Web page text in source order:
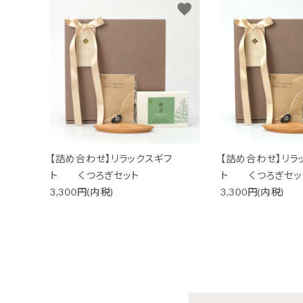
ファッション-Fashion-
ベビー＆キッズ-Baby&Kids-
詰め合わせ-Gift set-
価格から探す
ガイドライン【詰め合わせ】リラックスギフ
ト くつろぎセット
3,300円(内税)
favorite
【詰め合わせ】リラ
ト くつろぎセッ
3,300円(内税)